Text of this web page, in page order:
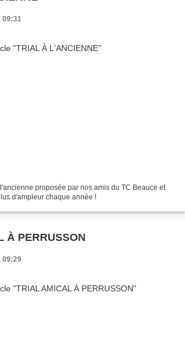
09:31
proposée par nos amis du TC Beauce et
d'ampleur chaque année !
À PERRUSSON
09:29